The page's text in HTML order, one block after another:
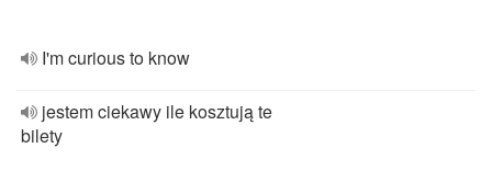
I'm curious to know
jestem ciekawy ile kosztują te
bilety